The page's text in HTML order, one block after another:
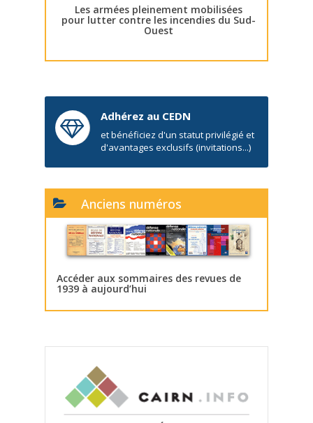
Les armées pleinement mobilisées
pour lutter contre les incendies du Sud-
Ouest
Adhérez au CEDN
et bénéficiez d'un statut privilégié et
d'avantages exclusifs (invitations...)
Anciens numéros
Accéder aux sommaires des revues de
1939 à aujourd’hui